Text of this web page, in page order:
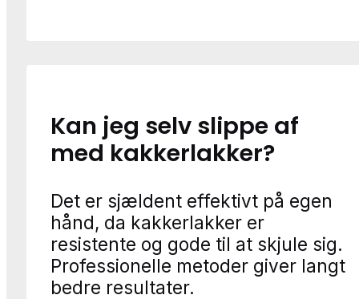
Kan jeg selv slippe af
med kakkerlakker?
Det er sjældent effektivt på egen
hånd, da kakkerlakker er
resistente og gode til at skjule sig.
Professionelle metoder giver langt
bedre resultater.